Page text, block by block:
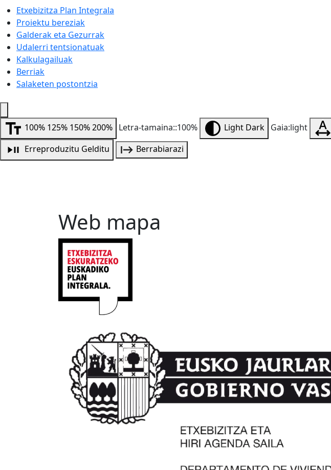
Etxebizitza Plan Integrala
Proiektu bereziak
Galderak eta Gezurrak
Udalerri tentsionatuak
Kalkulagailuak
Berriak
Salaketen postontzia
100% 125% 150%200% Letra-tamaina::100% Light Dark Gaia:light
Erreproduzitu Gelditu Berrabiarazi
Web mapa